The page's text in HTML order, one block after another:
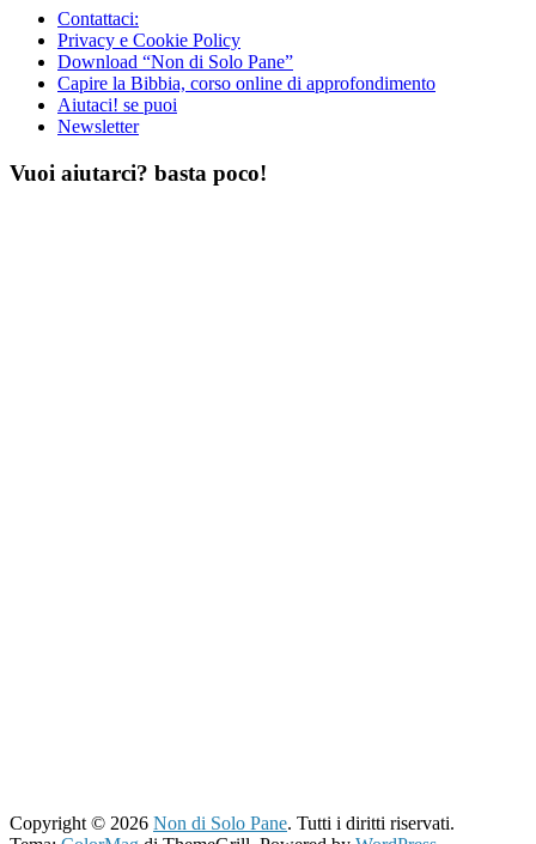
Contattaci:
Privacy e Cookie Policy
Download “Non di Solo Pane”
Capire la Bibbia, corso online di approfondimento
Aiutaci! se puoi
Newsletter
Vuoi aiutarci? basta poco!
Copyright © 2026 Non di Solo Pane. Tutti i diritti riservati.